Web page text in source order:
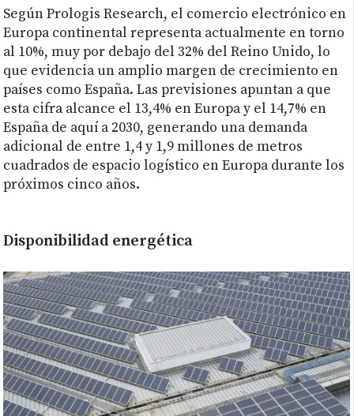
Según Prologis Research, el comercio electrónico en
Europa continental representa actualmente en torno
al 10%, muy por debajo del 32% del Reino Unido, lo
que evidencia un amplio margen de crecimiento en
países como España. Las previsiones apuntan a que
esta cifra alcance el 13,4% en Europa y el 14,7% en
España de aquí a 2030, generando una demanda
adicional de entre 1,4 y 1,9 millones de metros
cuadrados de espacio logístico en Europa durante los
próximos cinco años.
Disponibilidad energética